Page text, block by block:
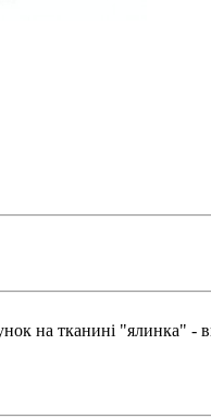
на тканині "ялинка" -